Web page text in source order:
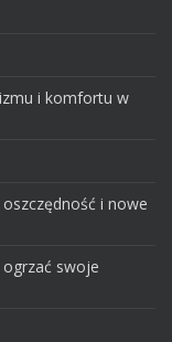
i komfortu w
i nowe
ogrzać swoje